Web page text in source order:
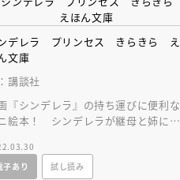
デレラ プリンセス きらきら え
文庫
講談社
『シンデレラ』の持ち運びに便利な
絵本！ シンデレラが継母と姉に辛
る物語です。
子あり
試し読み